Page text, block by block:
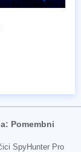
Pomembni
SpyHunter Pro